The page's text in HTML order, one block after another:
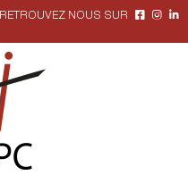
RETROUVEZ NOUS SUR